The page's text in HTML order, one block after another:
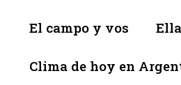
El campo y vos
Clima de hoy en